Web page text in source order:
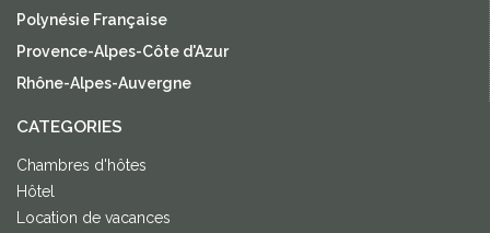
Polynésie Française
Provence-Alpes-Côte d'Azur
Rhône-Alpes-Auvergne
CATEGORIES
Chambres d'hôtes
Hôtel
Location de vacances